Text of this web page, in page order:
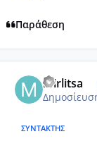
Παράθεση
mirlitsa
ΣΥΝΤΆΚΤΗΣ